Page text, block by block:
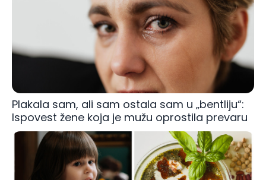
Plakala sam, ali sam ostala sam u „bentliju“:
Ispovest žene koja je mužu oprostila prevaru